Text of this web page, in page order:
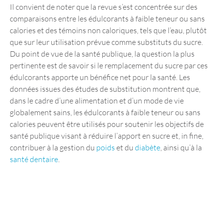
Il convient de noter que la revue s’est concentrée sur des
comparaisons entre les édulcorants à faible teneur ou sans
calories et des témoins non caloriques, tels que l’eau, plutôt
que sur leur utilisation prévue comme substituts du sucre.
Du point de vue de la santé publique, la question la plus
pertinente est de savoir si le remplacement du sucre par ces
édulcorants apporte un bénéfice net pour la santé. Les
données issues des études de substitution montrent que,
dans le cadre d’une alimentation et d’un mode de vie
globalement sains, les édulcorants à faible teneur ou sans
calories peuvent être utilisés pour soutenir les objectifs de
santé publique visant à réduire l’apport en sucre et, in fine,
contribuer à la gestion du poids et du diabète , ainsi qu’à la
santé dentaire